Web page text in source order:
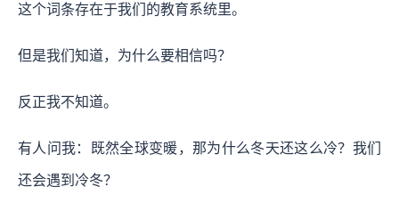
这个词条存在于我们的教育系统里。
但是我们知道，为什么要相信吗？
反正我不知道。
有人问我：既然全球变暖，那为什么冬天还这么冷？我们
还会遇到冷冬？